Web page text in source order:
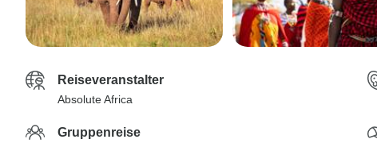
Reiseveranstalter
Absolute Africa
Gruppenreise